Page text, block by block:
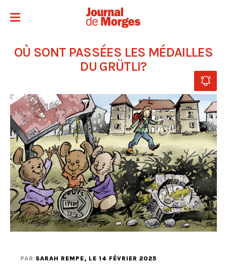
OÙ SONT PASSÉES LES MÉDAILLES
DU GRÜTLI?
PAR SARAH REMPE, LE 14 FÉVRIER 2025